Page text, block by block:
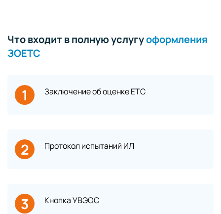
Что входит в полную услугуоформления
ЗОЕТС
1 Заключение об оценке ЕТС
2 Протокол испытаний ИЛ
3 Кнопка УВЭОС